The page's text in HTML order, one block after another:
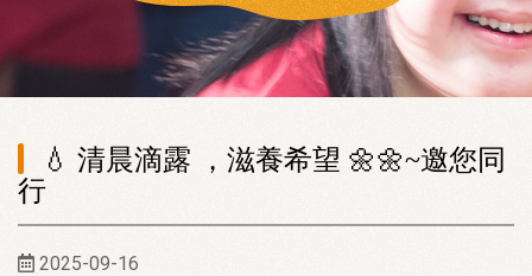
💧 清晨滴露 ，滋養希望 🌼🌼~邀您同
行
2025-09-16